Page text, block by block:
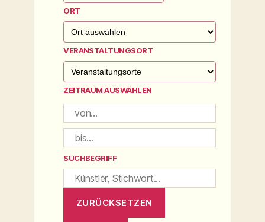
ORT
VERANSTALTUNGSORT
ZEITRAUM AUSWÄHLEN
SUCHBEGRIFF